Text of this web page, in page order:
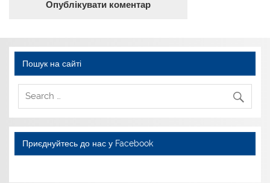
Пошук на сайті
Приєднуйтесь до нас у Facebook